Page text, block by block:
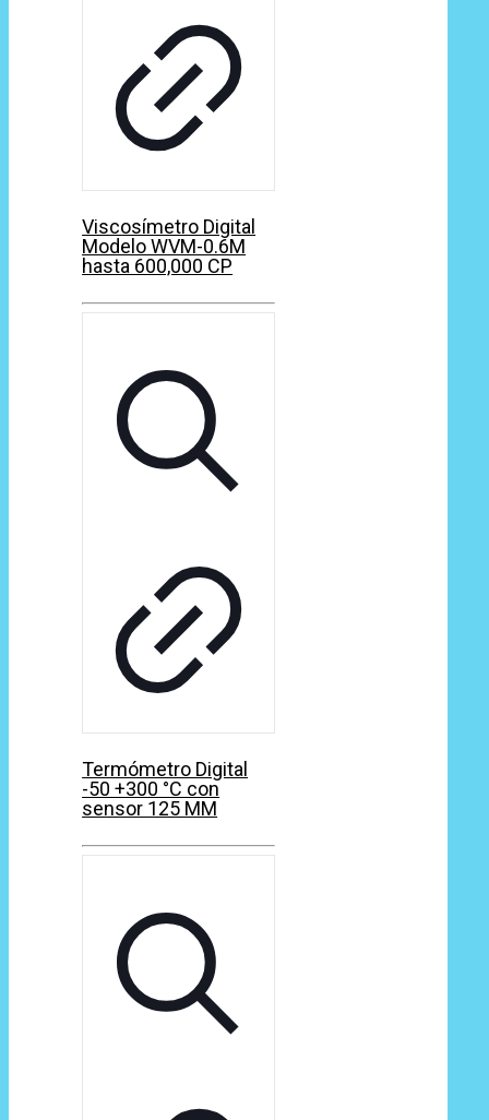
Viscosímetro Digital
Modelo WVM-0.6M
hasta 600,000 CP
Termómetro Digital
-50 +300 °C con
sensor 125 MM